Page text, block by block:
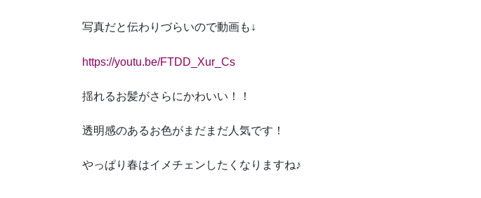
写真だと伝わりづらいので動画も↓
https://youtu.be/FTDD_Xur_Cs
揺れるお髪がさらにかわいい！！
透明感のあるお色がまだまだ人気です！
やっぱり春はイメチェンしたくなりますね♪